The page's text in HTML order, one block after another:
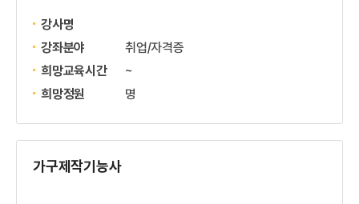
강사명
강좌분야
취업/자격증
희망교육시간
~
희망정원
명
가구제작기능사